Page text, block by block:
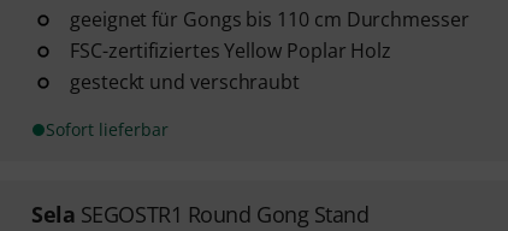
geeignet für Gongs bis 110 cm Durchmesser
FSC-zertifiziertes Yellow Poplar Holz
gesteckt und verschraubt
Sofort lieferbar
Sela SEGOSTR1 Round Gong Stand